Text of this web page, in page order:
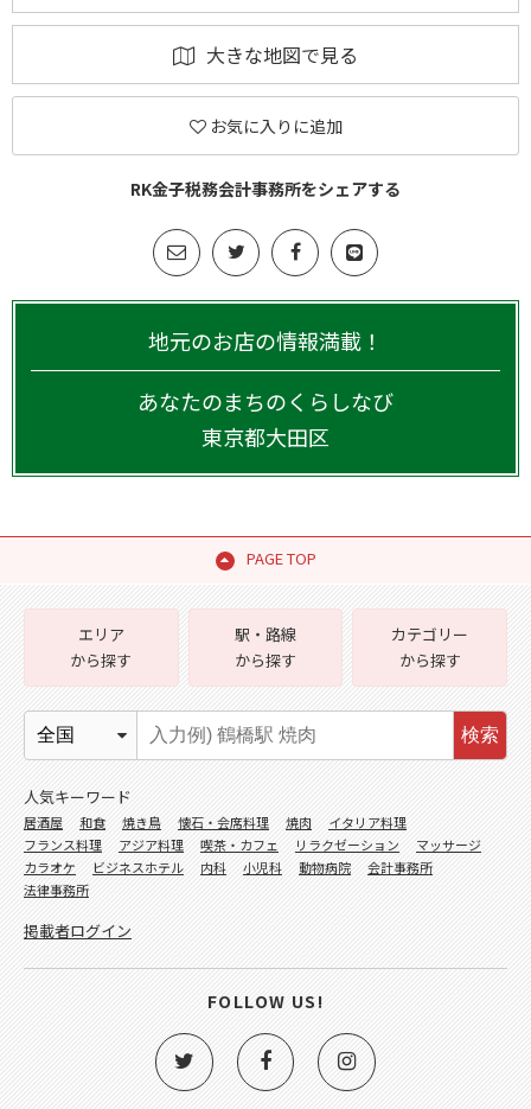
大きな地図で見る
お気に入りに追加
RK金子税務会計事務所をシェアする
地元のお店の情報満載！
あなたのまちのくらしなび
東京都大田区
PAGE TOP
エリア
から探す
駅・路線
から探す
カテゴリー
から探す
検索
人気キーワード
居酒屋 和食 焼き鳥 懐石・会席料理 焼肉
イタリア料理
フランス料理
アジア料理 喫茶・カフェ リラクゼーション
マッサージ
カラオケ
ビジネスホテル 内科 小児科 動物病院
会計事務所
法律事務所
掲載者ログイン
FOLLOW US!